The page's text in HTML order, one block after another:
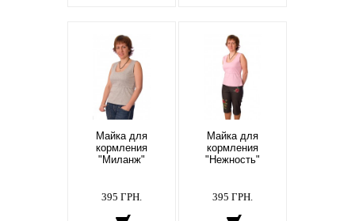
Майка для
кормления
"Миланж"
395 ГРН.
Майка для
кормления
"Нежность"
395 ГРН.